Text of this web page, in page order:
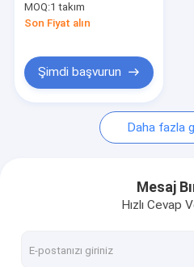
Haberler
Bir İndirim İste
Çekilebilir Çatlak Donanımı
Çekici Pencere Çatısı
Çekilebilir Çatı Çatısı
çekilebilir pencere
perdeler
MOQ:1 takım
Son Fiyat alın
Şimdi başvurun
Daha fazla
Mesaj
Hızlı Cevap